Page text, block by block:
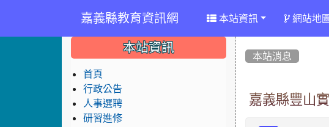
嘉義縣教育資訊網 本站資訊 網站地圖
本站消息
嘉義縣豐山
::: 本站資訊
首頁
行政公告
人事選聘
研習進修